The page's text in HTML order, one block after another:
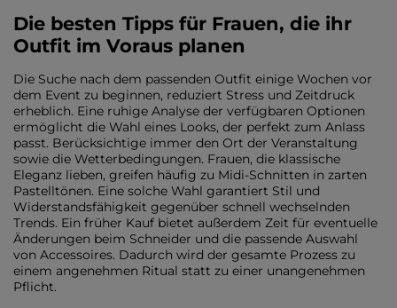
Die besten Tipps für Frauen, die ihr
Outfit im Voraus planen
Die Suche nach dem passenden Outfit einige Wochen vor
dem Event zu beginnen, reduziert Stress und Zeitdruck
erheblich. Eine ruhige Analyse der verfügbaren Optionen
ermöglicht die Wahl eines Looks, der perfekt zum Anlass
passt. Berücksichtige immer den Ort der Veranstaltung
sowie die Wetterbedingungen. Frauen, die klassische
Eleganz lieben, greifen häufig zu Midi-Schnitten in zarten
Pastelltönen. Eine solche Wahl garantiert Stil und
Widerstandsfähigkeit gegenüber schnell wechselnden
Trends. Ein früher Kauf bietet außerdem Zeit für eventuelle
Änderungen beim Schneider und die passende Auswahl
von Accessoires. Dadurch wird der gesamte Prozess zu
einem angenehmen Ritual statt zu einer unangenehmen
Pflicht.